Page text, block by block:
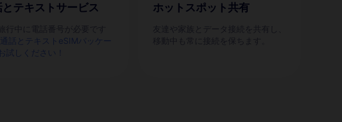
テキストサービス
通話とテキストeSIMパッケー
試しください！
ホットスポット共有